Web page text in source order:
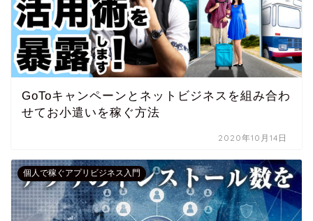
GoToキャンペーンとネットビジネスを組み合わ
せてお小遣いを稼ぐ方法
2020年10月14日
個人で稼ぐアプリビジネス入門